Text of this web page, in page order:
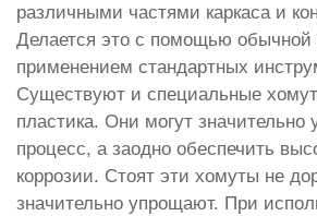
различными частями каркаса и
Делается это с помощью обычной
применением стандартных
Существуют и специальные
пластика. Они могут значительно
процесс, а заодно обеспечить
коррозии. Стоят эти хомуты не
значительно упрощают. При